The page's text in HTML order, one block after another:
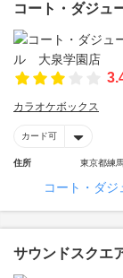
コート・ダジ
カラオケボックス
カード可
住所 東京都練
コート・ダ
サウンドスクエ